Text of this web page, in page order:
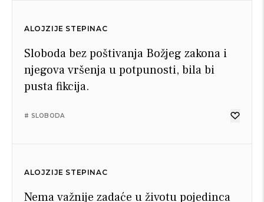
ALOJZIJE STEPINAC
Sloboda bez poštivanja Božjeg zakona i
njegova vršenja u potpunosti, bila bi
pusta fikcija.
# SLOBODA
ALOJZIJE STEPINAC
Nema važnije zadaće u životu pojedinca